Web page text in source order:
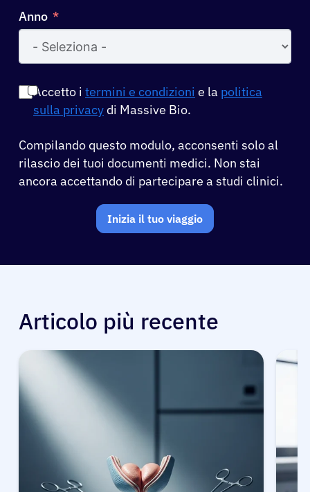
Anno
Accetto i termini e condizioni e la politica
sulla privacy di Massive Bio.
Compilando questo modulo, acconsenti solo al
rilascio dei tuoi documenti medici. Non stai
ancora accettando di partecipare a studi clinici.
Inizia il tuo viaggio
Articolo più recente